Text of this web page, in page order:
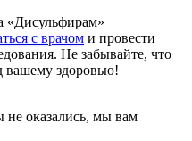
«Дисульфирам»
с врачом и провести
Не забывайте, что
вашему здоровью!
оказались, мы вам